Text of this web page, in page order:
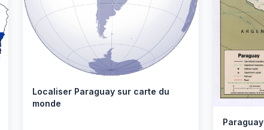
Localiser Paraguay sur carte du
monde
Paraguay